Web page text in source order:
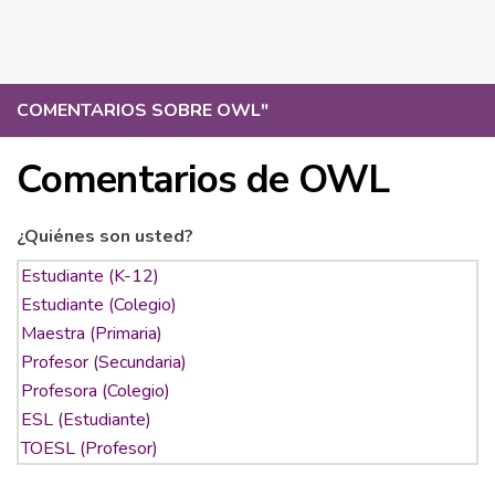
COMENTARIOS SOBRE OWL"
Comentarios de OWL
¿Quiénes son usted?